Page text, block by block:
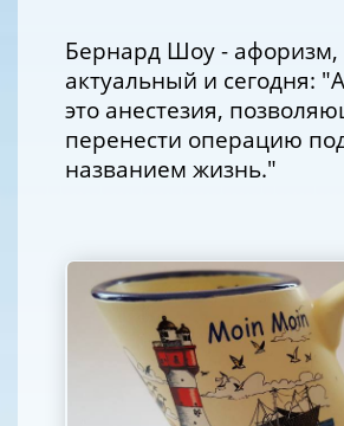
Бернард Шоу - афоризм,
актуальный и сегодня:
это анестезия,
перенести операцию
названием жизнь."